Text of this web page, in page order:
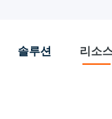
솔루션 리소